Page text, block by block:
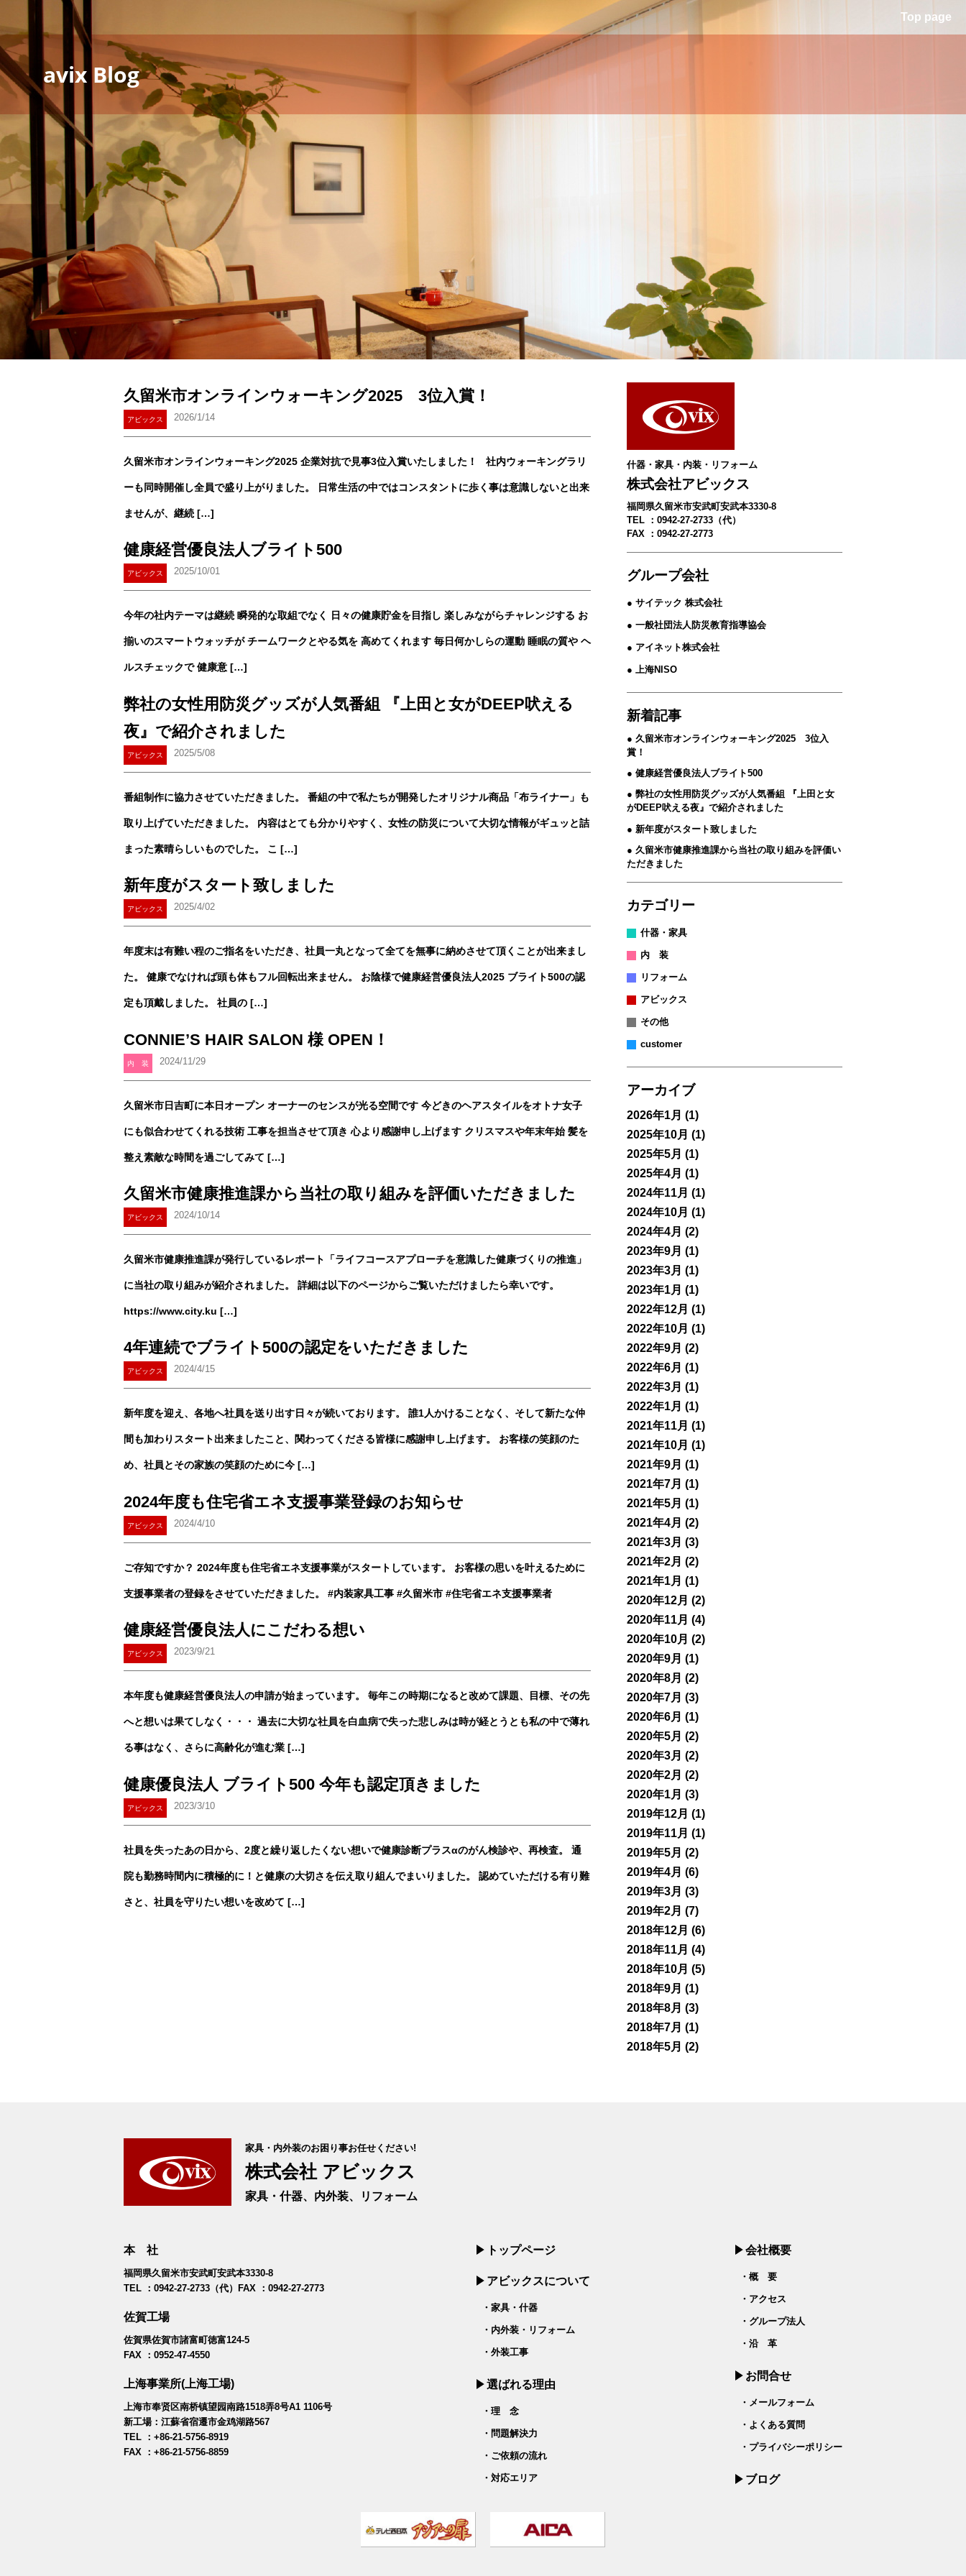
Top page
avix Blog
久留米市オンラインウォーキング2025 3位入賞！
2026/1/14
アビックス
久留米市オンラインウォーキング2025 企業対抗で見事3位入賞いたしました！ 社内ウォーキングラリ
ーも同時開催し全員で盛り上がりました。 日常生活の中ではコンスタントに歩く事は意識しないと出来
ませんが、継続 […]
健康経営優良法人ブライト500
2025/10/01
アビックス
今年の社内テーマは継続 瞬発的な取組でなく 日々の健康貯金を目指し 楽しみながらチャレンジする お
揃いのスマートウォッチが チームワークとやる気を 高めてくれます 毎日何かしらの運動 睡眠の質や ヘ
ルスチェックで 健康意 […]
弊社の女性用防災グッズが人気番組 『上田と女がDEEP吠える
夜』で紹介されました
2025/5/08
アビックス
番組制作に協力させていただきました。 番組の中で私たちが開発したオリジナル商品「布ライナー」も
取り上げていただきました。 内容はとても分かりやすく、女性の防災について大切な情報がギュッと詰
まった素晴らしいものでした。 こ […]
新年度がスタート致しました
2025/4/02
アビックス
年度末は有難い程のご指名をいただき、社員一丸となって全てを無事に納めさせて頂くことが出来まし
た。 健康でなければ頭も体もフル回転出来ません。 お陰様で健康経営優良法人2025 ブライト500の認
定も頂戴しました。 社員の […]
CONNIE’S HAIR SALON 様 OPEN！
2024/11/29
内 装
久留米市日吉町に本日オープン オーナーのセンスが光る空間です 今どきのヘアスタイルをオトナ女子
にも似合わせてくれる技術 工事を担当させて頂き 心より感謝申し上げます クリスマスや年末年始 髪を
整え素敵な時間を過ごしてみて […]
久留米市健康推進課から当社の取り組みを評価いただきました
2024/10/14
アビックス
久留米市健康推進課が発行しているレポート「ライフコースアプローチを意識した健康づくりの推進」
に当社の取り組みが紹介されました。 詳細は以下のページからご覧いただけましたら幸いです。
https://www.city.ku […]
4年連続でブライト500の認定をいただきました
2024/4/15
アビックス
新年度を迎え、各地へ社員を送り出す日々が続いております。 誰1人かけることなく、そして新たな仲
間も加わりスタート出来ましたこと、関わってくださる皆様に感謝申し上げます。 お客様の笑顔のた
め、社員とその家族の笑顔のために今 […]
2024年度も住宅省エネ支援事業登録のお知らせ
2024/4/10
アビックス
ご存知ですか？ 2024年度も住宅省エネ支援事業がスタートしています。 お客様の思いを叶えるために
支援事業者の登録をさせていただきました。 #内装家具工事 #久留米市 #住宅省エネ支援事業者
健康経営優良法人にこだわる想い
2023/9/21
アビックス
本年度も健康経営優良法人の申請が始まっています。 毎年この時期になると改めて課題、目標、その先
へと想いは果てしなく・・・ 過去に大切な社員を白血病で失った悲しみは時が経とうとも私の中で薄れ
る事はなく、さらに高齢化が進む業 […]
健康優良法人 ブライト500 今年も認定頂きました
2023/3/10
アビックス
社員を失ったあの日から、2度と繰り返したくない想いで健康診断プラスαのがん検診や、再検査。 通
院も勤務時間内に積極的に！と健康の大切さを伝え取り組んでまいりました。 認めていただける有り難
さと、社員を守りたい想いを改めて […]
什器・家具・内装・リフォーム
株式会社アビックス
福岡県久留米市安武町安武本3330-8
TEL ：0942-27-2733（代）
FAX ：0942-27-2773
グループ会社
● サイテック 株式会社
● 一般社団法人防災教育指導協会
● アイネット株式会社
● 上海NISO
新着記事
久留米市オンラインウォーキング2025 3位入
賞！
健康経営優良法人ブライト500
弊社の女性用防災グッズが人気番組 『上田と女
がDEEP吠える夜』で紹介されました
新年度がスタート致しました
久留米市健康推進課から当社の取り組みを評価い
ただきました
カテゴリー
什器・家具
内 装
リフォーム
アビックス
その他
customer
アーカイブ
2026年1月 (1)
2025年10月 (1)
2025年5月 (1)
2025年4月 (1)
2024年11月 (1)
2024年10月 (1)
2024年4月 (2)
2023年9月 (1)
2023年3月 (1)
2023年1月 (1)
2022年12月 (1)
2022年10月 (1)
2022年9月 (2)
2022年6月 (1)
2022年3月 (1)
2022年1月 (1)
2021年11月 (1)
2021年10月 (1)
2021年9月 (1)
2021年7月 (1)
2021年5月 (1)
2021年4月 (2)
2021年3月 (3)
2021年2月 (2)
2021年1月 (1)
2020年12月 (2)
2020年11月 (4)
2020年10月 (2)
2020年9月 (1)
2020年8月 (2)
2020年7月 (3)
2020年6月 (1)
2020年5月 (2)
2020年3月 (2)
2020年2月 (2)
2020年1月 (3)
2019年12月 (1)
2019年11月 (1)
2019年5月 (2)
2019年4月 (6)
2019年3月 (3)
2019年2月 (7)
2018年12月 (6)
2018年11月 (4)
2018年10月 (5)
2018年9月 (1)
2018年8月 (3)
2018年7月 (1)
2018年5月 (2)
家具・内外装のお困り事お任せください!
株式会社 アビックス
家具・什器、内外装、リフォーム
本 社
福岡県久留米市安武町安武本3330-8
TEL ：0942-27-2733（代）FAX ：0942-27-2773
佐賀工場
佐賀県佐賀市諸富町徳富124-5
FAX ：0952-47-4550
上海事業所(上海工場)
上海市奉贤区南桥镇望园南路1518弄8号A1 1106号
新工場：江蘇省宿遷市金鸡湖路567
TEL ：+86-21-5756-8919
FAX ：+86-21-5756-8859
トップページ
アビックスについて
・家具・什器
・内外装・リフォーム
・外装工事
選ばれる理由
・理 念
・問題解決力
・ご依頼の流れ
・対応エリア
会社概要
・概 要
・アクセス
・グループ法人
・沿 革
お問合せ
・メールフォーム
・よくある質問
・プライバシーポリシー
ブログ